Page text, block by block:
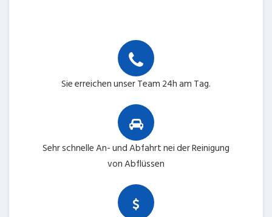
Sie erreichen unser Team 24h am Tag.
Sehr schnelle An- und Abfahrt nei der Reinigung
von Abflüssen